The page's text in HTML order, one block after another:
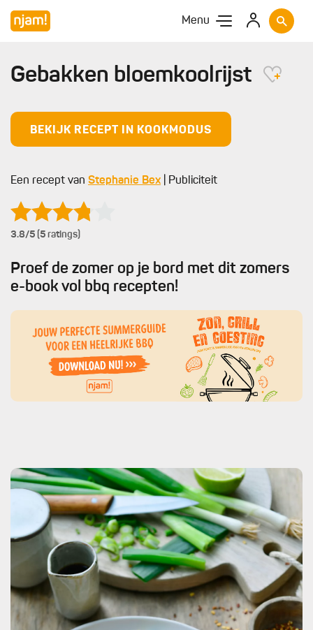
Menu
Gebakken bloemkoolrijst
BEKIJK RECEPT IN KOOKMODUS
Een recept van Stephanie Bex | Publiciteit
3.8/5 (5 ratings)
Proef de zomer op je bord met dit zomers
e-book vol bbq recepten!